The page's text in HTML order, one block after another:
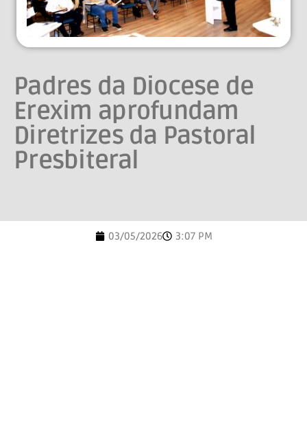
Padres da Diocese de
Erexim aprofundam
Diretrizes da Pastoral
Presbiteral
03/05/2026 3:07 PM